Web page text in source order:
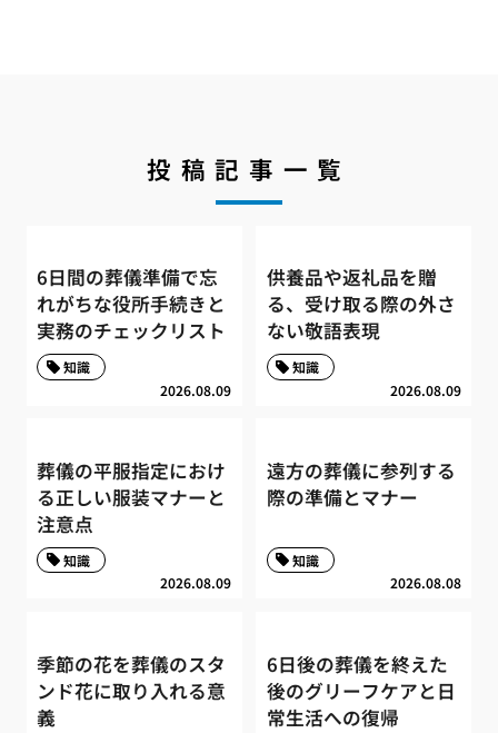
投稿記事一覧
6日間の葬儀準備で忘
れがちな役所手続きと
実務のチェックリスト
2026.08.09
知識
供養品や返礼品を贈
る、受け取る際の外さ
ない敬語表現
2026.08.09
知識
葬儀の平服指定におけ
る正しい服装マナーと
注意点
2026.08.09
知識
遠方の葬儀に参列する
際の準備とマナー
2026.08.08
知識
季節の花を葬儀のスタ
ンド花に取り入れる意
義
6日後の葬儀を終えた
後のグリーフケアと日
常生活への復帰